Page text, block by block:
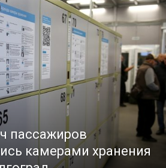
пассажиров
камерами хранения